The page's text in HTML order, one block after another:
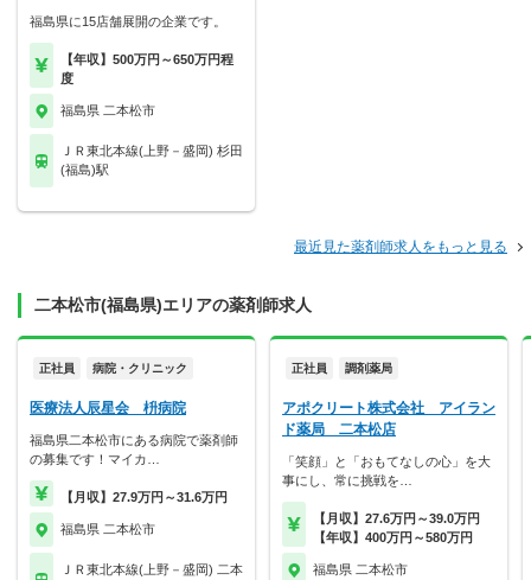
福島県に15店舗展開の企業です。
【年収】500万円～650万円程
度
福島県 二本松市
ＪＲ東北本線(上野－盛岡) 杉田
(福島)駅
最近見た薬剤師求人をもっと見る
二本松市(福島県)エリアの薬剤師求人
正社員 病院・クリニック
医療法人辰星会 枡病院
福島県二本松市にある病院で薬剤師
の募集です！マイカ…
【月収】27.9万円～31.6万円
福島県 二本松市
ＪＲ東北本線(上野－盛岡) 二本
正社員 調剤薬局
アポクリート株式会社 アイラン
ド薬局 二本松店
「笑顔」と「おもてなしの心」を大
事にし、常に挑戦を…
【月収】27.6万円～39.0万円
【年収】400万円～580万円
福島県 二本松市